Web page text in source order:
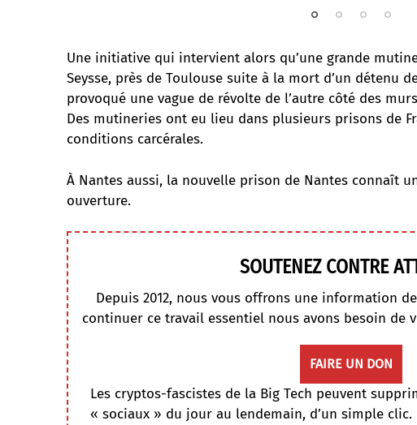
Une initiative qui intervient alors qu’une grande
Seysse, près de Toulouse suite à la mort d’un détenu
provoqué une vague de révolte de l’autre côté des
Des mutineries ont eu lieu dans plusieurs prisons de
conditions carcérales.
À Nantes aussi, la nouvelle prison de Nantes connaît
ouverture.
SOUTENEZ CONTRE
Depuis 2012, nous vous offrons une information
continuer ce travail essentiel nous avons besoin de
FAIRE UN DON
Les cryptos-fascistes de la Big Tech peuvent
« sociaux » du jour au lendemain, d’un simple